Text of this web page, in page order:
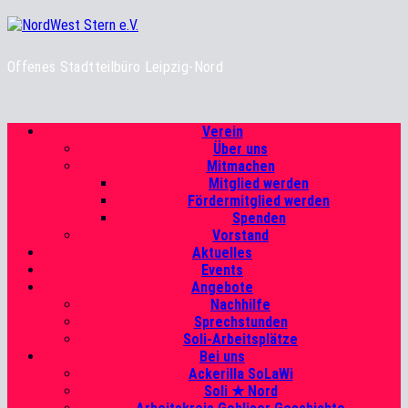
Zum
Inhalt
Offenes Stadtteilbüro Leipzig-Nord
Primäres
Menü
Verein
Über uns
Mitmachen
Mitglied werden
Fördermitglied werden
Spenden
Vorstand
Aktuelles
Events
Angebote
Nachhilfe
Sprechstunden
Soli-Arbeitsplätze
Bei uns
Ackerilla SoLaWi
Soli ★ Nord